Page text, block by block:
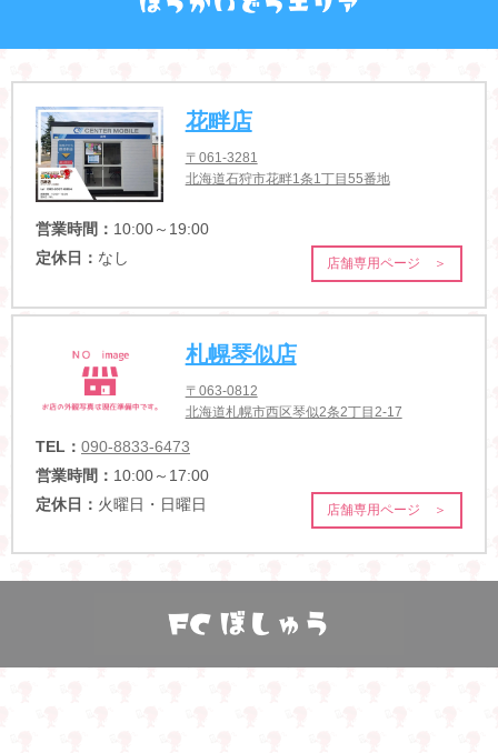
花畔店
〒061-3281
北海道石狩市花畔1条1丁目55番地
営業時間： 10:00～19:00
定休日： なし 店舗専用ページ ＞
札幌琴似店
〒063-0812
北海道札幌市西区琴似2条2丁目2-17
TEL： 090-8833-6473
営業時間： 10:00～17:00
定休日： 火曜日・日曜日 店舗専用ページ ＞